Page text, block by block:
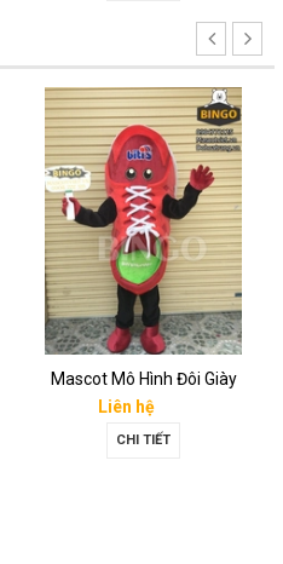
Mascot Mô Hình Đôi Giày
Liên hệ
CHI TIẾT